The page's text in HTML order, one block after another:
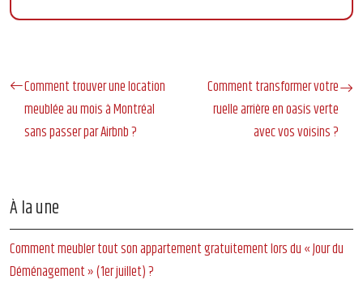
Comment trouver une location
meublée au mois à Montréal
sans passer par Airbnb ?
Comment transformer votre
ruelle arrière en oasis verte
avec vos voisins ?
À la une
Comment meubler tout son appartement gratuitement lors du « Jour du
Déménagement » (1er juillet) ?